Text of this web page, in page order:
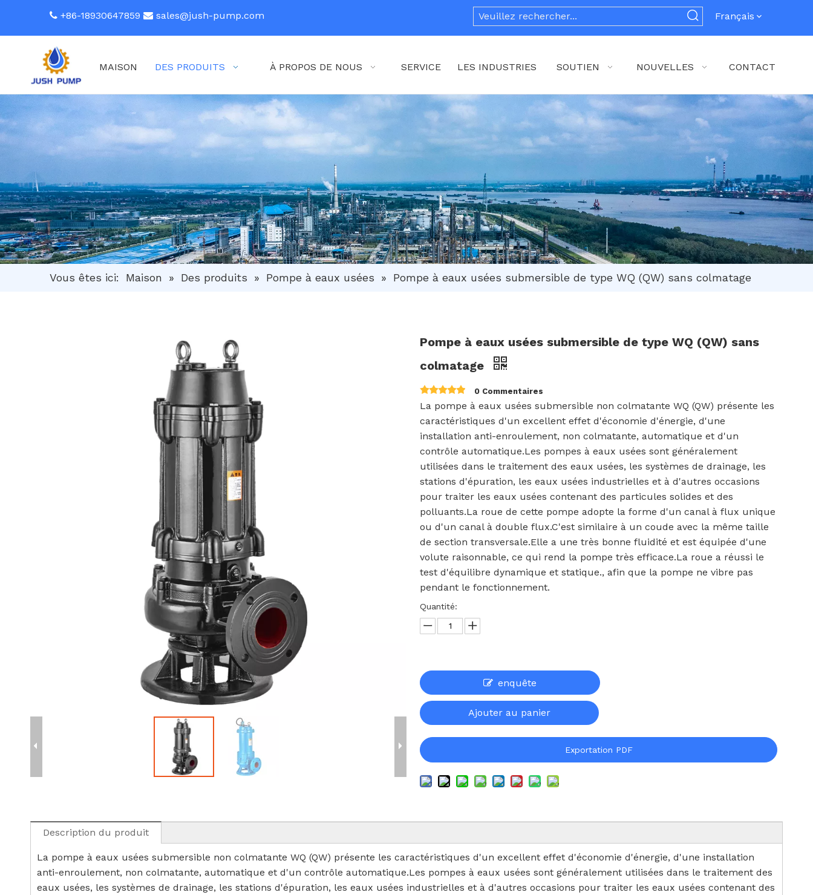
 +86-18930647859  sales@jush-pump.com Français
MAISON DES PRODUITS À PROPOS DE NOUS SERVICE LES INDUSTRIES SOUTIEN NOUVELLES CONTACT
Vous êtes ici: Maison » Des produits » Pompe à eaux usées » Pompe à eaux usées submersible de type WQ (QW) sans colmatage
Pompe à eaux usées submersible de type WQ (QW) sans
colmatage
0 Commentaires
La pompe à eaux usées submersible non colmatante WQ (QW) présente les
caractéristiques d'un excellent effet d'économie d'énergie, d'une
installation anti-enroulement, non colmatante, automatique et d'un
contrôle automatique.Les pompes à eaux usées sont généralement
utilisées dans le traitement des eaux usées, les systèmes de drainage, les
stations d'épuration, les eaux usées industrielles et à d'autres occasions
pour traiter les eaux usées contenant des particules solides et des
polluants.La roue de cette pompe adopte la forme d'un canal à flux unique
ou d'un canal à double flux.C'est similaire à un coude avec la même taille
de section transversale.Elle a une très bonne fluidité et est équipée d'une
volute raisonnable, ce qui rend la pompe très efficace.La roue a réussi le
test d'équilibre dynamique et statique., afin que la pompe ne vibre pas
pendant le fonctionnement.
Quantité:
enquête
Ajouter au panier
Exportation PDF
Description du produit
La pompe à eaux usées submersible non colmatante WQ (QW) présente les caractéristiques d'un excellent effet d'économie d'énergie, d'une installation
anti-enroulement, non colmatante, automatique et d'un contrôle automatique.Les pompes à eaux usées sont généralement utilisées dans le traitement des
eaux usées, les systèmes de drainage, les stations d'épuration, les eaux usées industrielles et à d'autres occasions pour traiter les eaux usées contenant des